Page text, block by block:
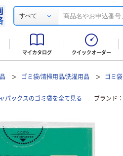
すべて
マイカタログ クイックオーダー
ゴミ袋/清掃用品/洗濯用品 ゴミ袋
パックスのゴミ袋を全て見る ブランド